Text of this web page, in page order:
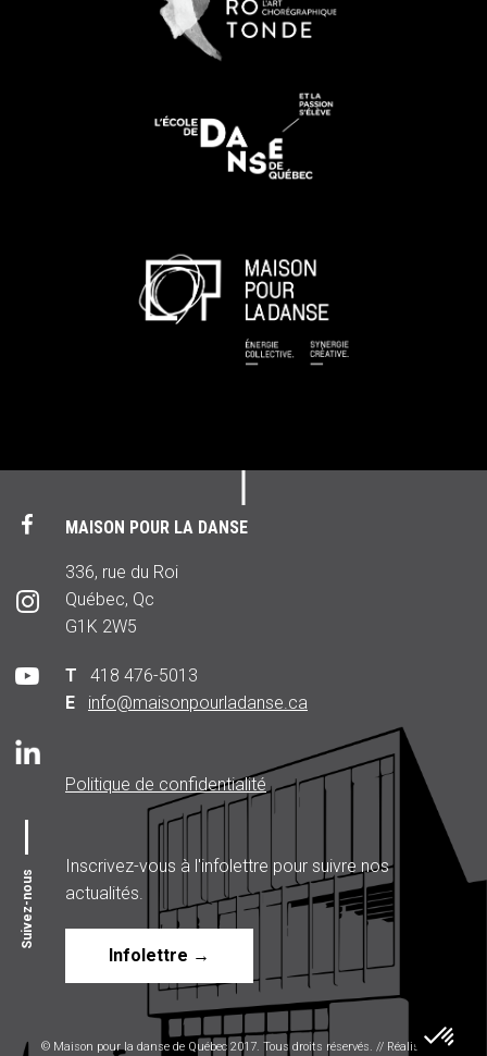
Suivez-nous
MAISON POUR LA DANSE
336, rue du Roi
Québec, Qc
G1K 2W5
T 418 476-5013
E
info@maisonpourladanse.ca
Politique de confidentialité
Inscrivez-vous à l'infolettre pour suivre nos
actualités.
Infolettre →
© Maison pour la danse de Québec 2017. Tous droits réservés. // Réalisé par